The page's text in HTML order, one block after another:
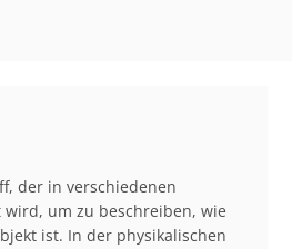
der in verschiedenen
um zu beschreiben, wie
ist. In der physikalischen